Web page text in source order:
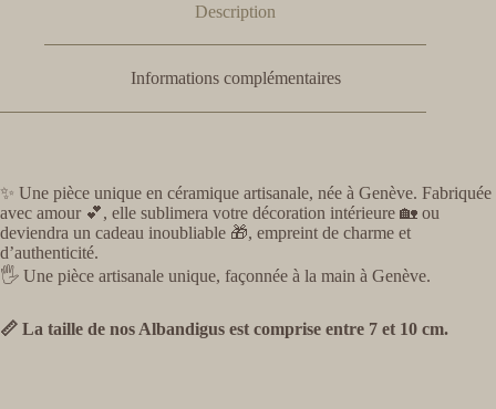
Description
Informations complémentaires
✨ Une pièce unique en céramique artisanale, née à Genève. Fabriquée
avec amour 💕, elle sublimera votre décoration intérieure 🏡 ou
deviendra un cadeau inoubliable 🎁, empreint de charme et
d’authenticité.
🖐️ Une pièce artisanale unique, façonnée à la main à Genève.
📏 La taille de nos Albandigus est comprise entre 7 et 10 cm.